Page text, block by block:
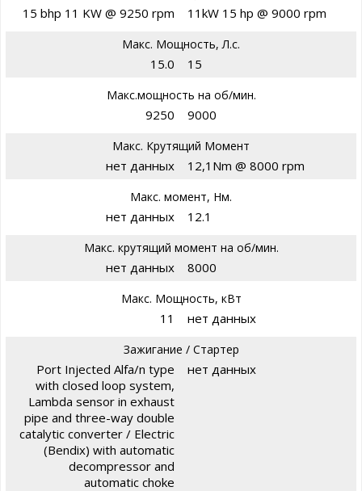
15 bhp 11 KW @ 9250 rpm 11kW 15 hp @ 9000 rpm
Макс. Мощность, Л.с.
15.0 15
Макс.мощность на об/мин.
9250 9000
Макс. Крутящий Момент
нет данных 12,1Nm @ 8000 rpm
Макс. момент, Нм.
нет данных 12.1
Макс. крутящий момент на об/мин.
нет данных 8000
Макс. Мощность, кВт
11 нет данных
Зажигание / Стартер
Port Injected Alfa/n type
with closed loop system,
Lambda sensor in exhaust
pipe and three-way double
catalytic converter / Electric
(Bendix) with automatic
decompressor and
automatic choke
нет данных